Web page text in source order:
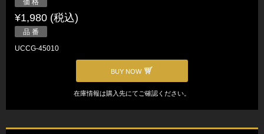
価 格
¥1,980 (税込)
品 番
UCCG-45010
BUY NOW
在庫情報は購入先にてご確認ください。